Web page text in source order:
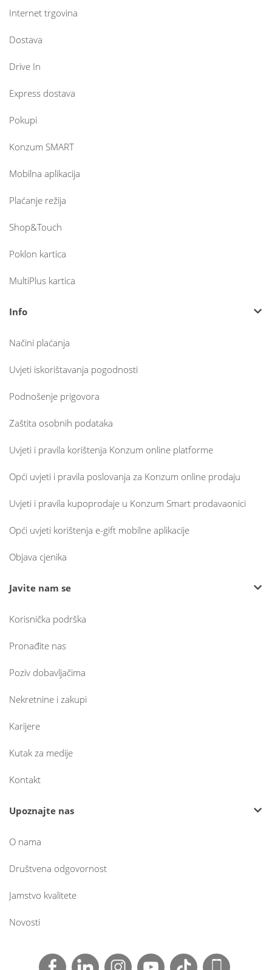
Internet trgovina
Dostava
Drive In
Express dostava
Pokupi
Konzum SMART
Mobilna aplikacija
Plaćanje režija
Shop&Touch
Poklon kartica
MultiPlus kartica
Info
Načini plaćanja
Uvjeti iskorištavanja pogodnosti
Podnošenje prigovora
Zaštita osobnih podataka
Uvjeti i pravila korištenja Konzum online platforme
Opći uvjeti i pravila poslovanja za Konzum online prodaju
Uvjeti i pravila kupoprodaje u Konzum Smart prodavaonici
Opći uvjeti korištenja e-gift mobilne aplikacije
Objava cjenika
Javite nam se
Korisnička podrška
Pronađite nas
Poziv dobavljačima
Nekretnine i zakupi
Karijere
Kutak za medije
Kontakt
Upoznajte nas
O nama
Društvena odgovornost
Jamstvo kvalitete
Novosti